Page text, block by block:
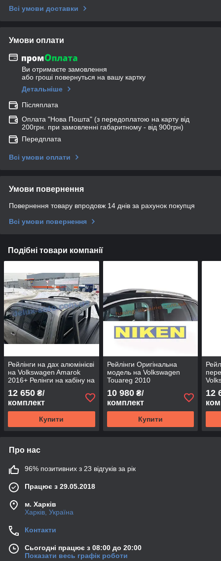
Всі умови доставки
Умови оплати
Ви отримаєте замовлення
або гроші повернуться на вашу картку
Детальніше
Післяплата
Оплата "Нова Пошта" (з передоплатою на карту від
200грн. при замовленні габаритному - від 900грн)
Передплата
Всі умови оплати
Умови повернення
Повернення товару впродовж 14 днів за рахунок покупця
Всі умови повернення
Подібні товари компанії
Рейлінги на дах алюмінієві
на Volkswagen Amarok
2016+ Релінги на кабіну на
Фольксваген Амарок
2016-2019
12 650 ₴/
комплект
Купити
Рейлінги Оригінальна
модель на Volkswagen
Touareg 2010
10 980₴/
комплект
Купити
12
Про нас
96% позитивних з 23 відгуків за рік
Працює з 29.05.2018
м. Харків
Харків, Україна
Контакти
Сьогодні працює з 08:00 до 20:00
Показати весь графік роботи